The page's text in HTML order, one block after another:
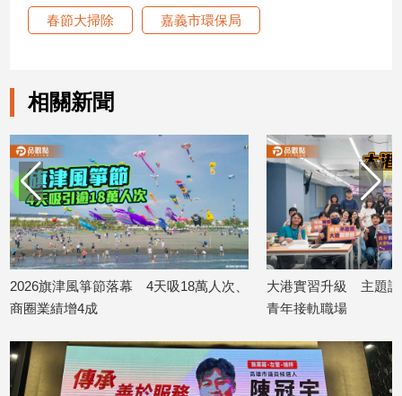
專
合
作
媒
體
投
專
區
春節大掃除 嘉義市環保局
相關新聞
2026旗津風箏節落幕 4天吸18萬人次、
商圈業績增4成
大港實習升級 主題
青年接軌職場